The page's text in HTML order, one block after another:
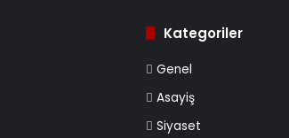
Kategoriler
Genel
Asayiş
Siyaset